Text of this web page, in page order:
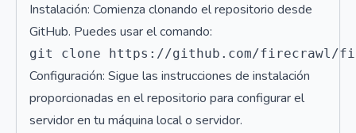
Instalación: Comienza clonando el repositorio desde
GitHub. Puedes usar el comando:
Configuración: Sigue las instrucciones de instalación
proporcionadas en el repositorio para configurar el
servidor en tu máquina local o servidor.